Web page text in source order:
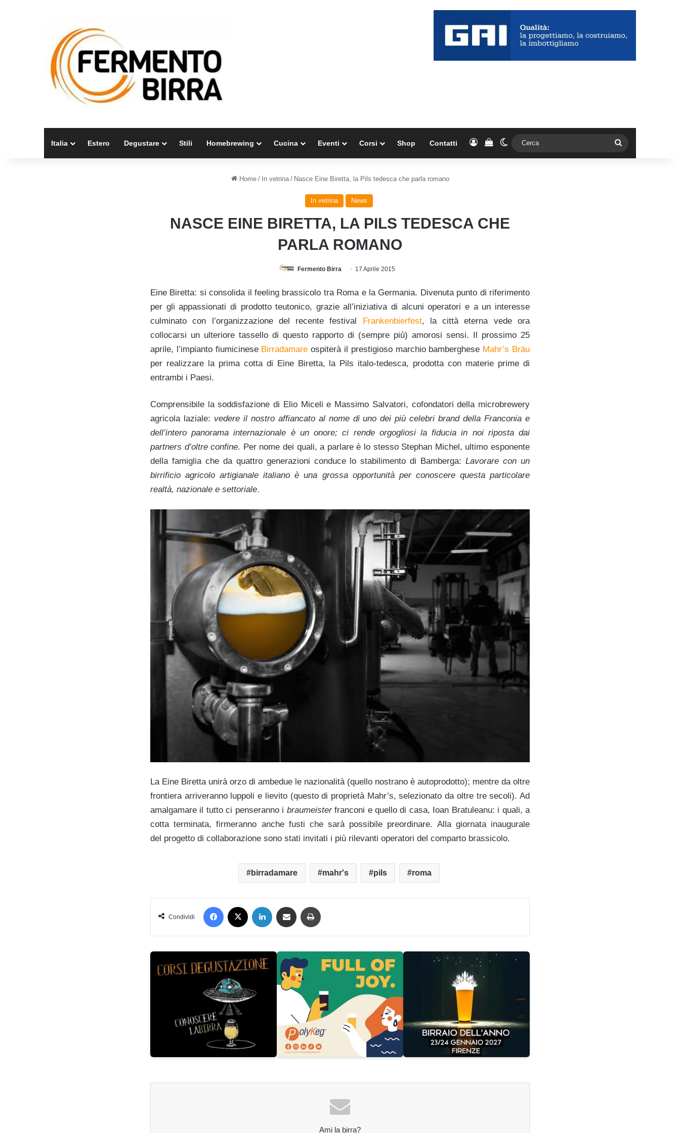
Italia Estero Degustare Stili Homebrewing Cucina Eventi Corsi Shop Contatti AccediVedi il carrello
Cambia aspetto
Home / In vetrina / Nasce Eine Biretta, la Pils tedesca che parla romano
In vetrina News
NASCE EINE BIRETTA, LA PILS TEDESCA CHE
PARLA ROMANO
Fermento Birra 17 Aprile 2015
Eine Biretta: si consolida il feeling brassicolo tra Roma e la Germania. Divenuta punto di riferimento
per gli appassionati di prodotto teutonico, grazie all’iniziativa di alcuni operatori e a un interesse
culminato con l’organizzazione del recente festival
Frankenbierfest, la città eterna vede ora
collocarsi un ulteriore tassello di questo rapporto di (sempre più) amorosi sensi. Il prossimo 25
aprile, l’impianto fiumicinese Birradamare ospiterà il prestigioso marchio bamberghese Mahr’s Bräu
per realizzare la prima cotta di Eine Biretta, la Pils italo-tedesca, prodotta con materie prime di
entrambi i Paesi.
Comprensibile la soddisfazione di Elio Miceli e Massimo Salvatori, cofondatori della microbrewery
agricola laziale: vedereil nostro affiancato al nome di uno dei più celebri brand della Franconia e
dell’intero panorama internazionale è un onore; ci rende orgogliosi la fiducia in noi riposta dai
partners d’oltre confine. Per nome dei quali, a parlare è lo stesso Stephan Michel, ultimo esponente
della famiglia che da quattro generazioni conduce lo stabilimento di Bamberga:Lavorare con un
birrificio agricoloartigianale italiano è una grossa opportunità per conoscere questa particolare
realtà, nazionale e settoriale.
La Eine Biretta unirà orzo di ambedue le nazionalità (quello nostrano è autoprodotto); mentre da oltre
frontiera arriveranno luppoli e lievito (questo di proprietà Mahr’s, selezionato da oltre tre secoli). Ad
amalgamare il tutto ci penseranno i braumeisterfranconi e quello di casa, Ioan Bratuleanu: i quali, a
cotta terminata, firmeranno anche fusti che sarà possibile preordinare. Alla giornata inaugurale
del progetto di collaborazione sono stati invitati i più rilevanti operatori del comparto brassicolo.
birradamare mahr's pils roma
Condividi
Facebook LinkedIn Condividi via mail
Ami la birra?